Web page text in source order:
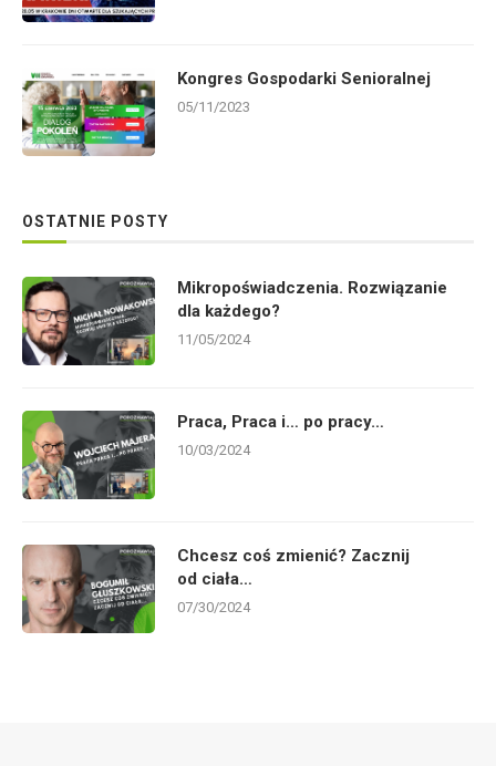
Kongres Gospodarki Senioralnej
05/11/2023
OSTATNIE POSTY
Mikropoświadczenia. Rozwiązanie
dla każdego?
11/05/2024
Praca, Praca i… po pracy…
10/03/2024
Chcesz coś zmienić? Zacznij
od ciała…
07/30/2024